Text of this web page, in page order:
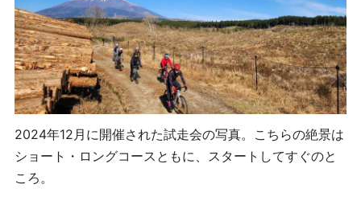
2024年12月に開催された試走会の写真。こちらの絶景は
ショート・ロングコースともに、スタートしてすぐのと
ころ。